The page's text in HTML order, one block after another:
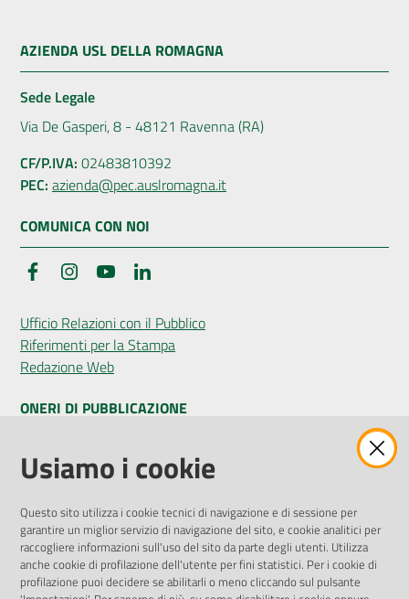
AZIENDA USL DELLA ROMAGNA
Sede Legale
Via De Gasperi, 8 - 48121 Ravenna (RA)
CF/P.IVA: 02483810392
PEC: azienda@pec.auslromagna.it
COMUNICA CON NOI
FacebookInstagramYouTube
Ufficio Relazioni con il Pubblico
Riferimenti per la Stampa
Redazione Web
ONERI DI PUBBLICAZIONE
Amministrazione Trasparente
Pubblicità legale
Privacy Policy
Attuazione Misure PNRR
Liste di Attesa
Usiamo i cookie
Questo sito utilizza i cookie tecnici di navigazione e di sessione per
garantire un miglior servizio di navigazione del sito, e cookie analitici per
raccogliere informazioni sull'uso del sito da parte degli utenti. Utilizza
anche cookie di profilazione dell'utente per fini statistici. Per i cookie di
profilazione puoi decidere se abilitarli o meno cliccando sul pulsante